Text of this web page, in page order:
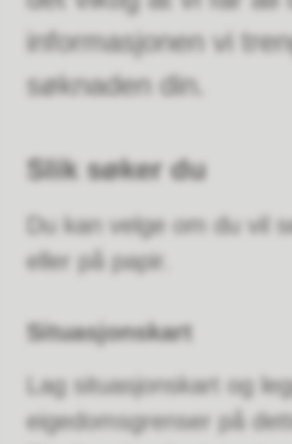
informasjonen vi
søknaden din.
Slik søker du
Du kan velge om du vil
eller på papir.
Situasjonskart
Lag situasjonskart og
eigedomsgrenser på